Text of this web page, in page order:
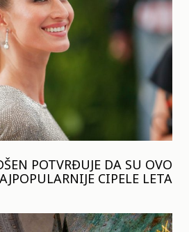
POTVRĐUJE DA SU OVO
CIPELE LETA